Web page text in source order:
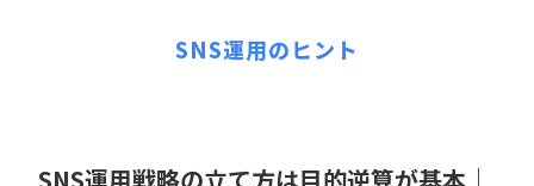
SNS運用のヒント